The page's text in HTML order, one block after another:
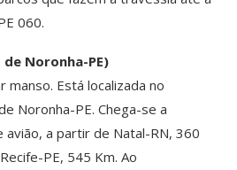
060.
Noronha-PE)
manso. Está localizada no
Noronha-PE. Chega-se a
avião, a partir de Natal-RN, 360
PE, 545 Km. Ao